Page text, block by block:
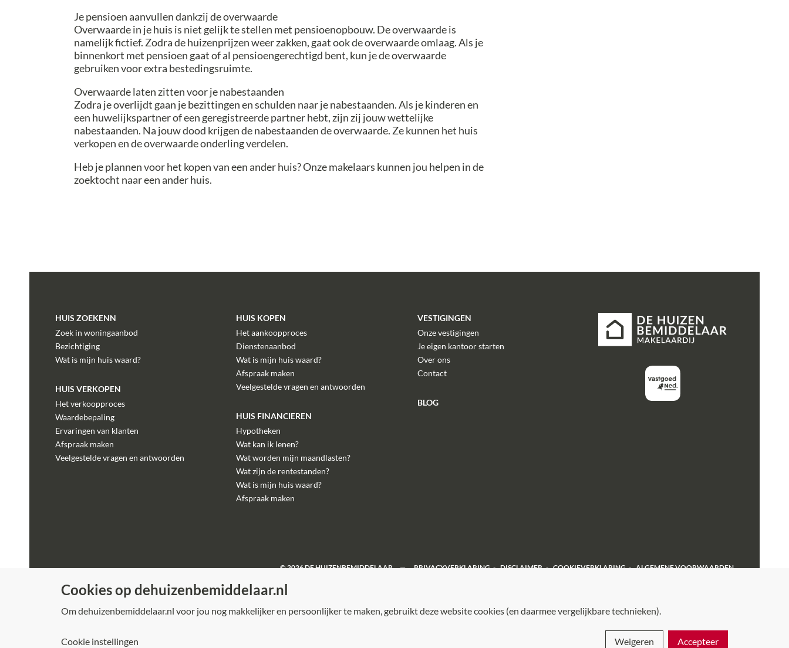
Je pensioen aanvullen dankzij de overwaarde
Overwaarde in je huis is niet gelijk te stellen met pensioenopbouw. De overwaarde is
namelijk fictief. Zodra de huizenprijzen weer zakken, gaat ook de overwaarde omlaag. Als je
binnenkort met pensioen gaat of al pensioengerechtigd bent, kun je de overwaarde
gebruiken voor extra bestedingsruimte.
Overwaarde laten zitten voor je nabestaanden
Zodra je overlijdt gaan je bezittingen en schulden naar je nabestaanden. Als je kinderen en
een huwelijkspartner of een geregistreerde partner hebt, zijn zij jouw wettelijke
nabestaanden. Na jouw dood krijgen de nabestaanden de overwaarde. Ze kunnen het huis
verkopen en de overwaarde onderling verdelen.
Heb je plannen voor het kopen van een ander huis? Onze makelaars kunnen jou helpen in de
zoektocht naar een ander huis.
HUIS ZOEKENN
Zoek in woningaanbod
Bezichtiging
Wat is mijn huis waard?
HUIS VERKOPEN
Het verkoopproces
Waardebepaling
Ervaringen van klanten
Afspraak maken
Veelgestelde vragen en antwoorden
HUIS KOPEN
Het aankoopproces
Dienstenaanbod
Wat is mijn huis waard?
Afspraak maken
Veelgestelde vragen en antwoorden
HUIS FINANCIEREN
Hypotheken
Wat kan ik lenen?
Wat worden mijn maandlasten?
Wat zijn de rentestanden?
Wat is mijn huis waard?
Afspraak maken
VESTIGINGEN
Onze vestigingen
Je eigen kantoor starten
Over ons
Contact
BLOG
©2026DE HUIZENBEMIDDELAAR PRIVACYVERKLARING DISCLAIMER COOKIEVERKLARING ALGEMENE VOORWAARDEN
Cookies op dehuizenbemiddelaar.nl
Om dehuizenbemiddelaar.nl voor jou nog makkelijker en persoonlijker te maken, gebruikt deze website cookies (en daarmee vergelijkbare technieken).
Accepteer
Weigeren
Cookie instellingen